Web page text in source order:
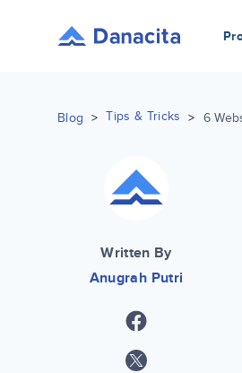
Blog > Tips & Tricks >
Written By
Anugrah Putri